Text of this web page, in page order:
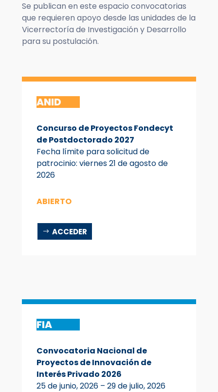
Se publican en este espacio convocatorias
que requieren apoyo desde las unidades de la
Vicerrectoría de Investigación y Desarrollo
para su postulación.
ANID
Concurso de Proyectos Fondecyt
de Postdoctorado 2027
Fecha límite para solicitud de
patrocinio: viernes21 de agosto de
2026
ABIERTO
ACCEDER
FIA
Convocatoria Nacional de
Proyectos de Innovación de
Interés Privado 2026
25 de junio, 2026 – 29 de julio, 2026